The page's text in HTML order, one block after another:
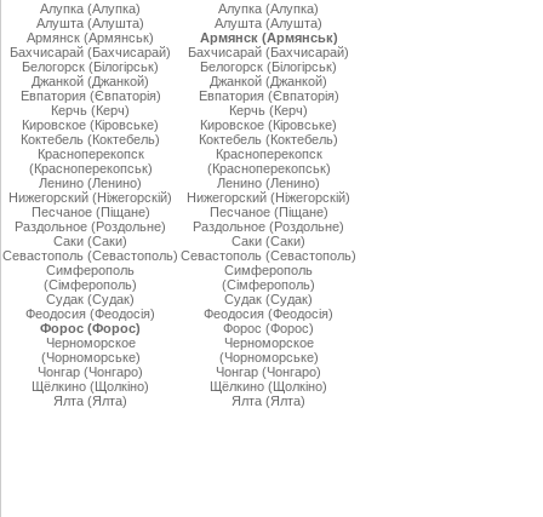
Алупка (Алупка)
Алушта (Алушта)
Армянск (Армянськ)
Бахчисарай (Бахчисарай)
Белогорск (Бiлогiрськ)
Джанкой (Джанкой)
Евпатория (Євпаторiя)
Керчь (Керч)
Кировское (Кiровське)
Коктебель (Коктебель)
Красноперекопск
(Красноперекопськ)
Ленино (Ленино)
Нижегорский (Нiжегорскiй)
Песчаное (Пiщане)
Раздольное (Роздольне)
Саки (Саки)
Севастополь (Севастополь)
Симферополь
(Сiмферополь)
Судак (Судак)
Феодосия (Феодосiя)
Форос (Форос)
Черноморское
(Чорноморське)
Чонгар (Чонгаро)
Щёлкино (Щолкiно)
Ялта (Ялта)
Алупка (Алупка)
Алушта (Алушта)
Армянск (Армянськ)
Бахчисарай (Бахчисарай)
Белогорск (Бiлогiрськ)
Джанкой (Джанкой)
Евпатория (Євпаторiя)
Керчь (Керч)
Кировское (Кiровське)
Коктебель (Коктебель)
Красноперекопск
(Красноперекопськ)
Ленино (Ленино)
Нижегорский (Нiжегорскiй)
Песчаное (Пiщане)
Раздольное (Роздольне)
Саки (Саки)
Севастополь (Севастополь)
Симферополь
(Сiмферополь)
Судак (Судак)
Феодосия (Феодосiя)
Форос (Форос)
Черноморское
(Чорноморське)
Чонгар (Чонгаро)
Щёлкино (Щолкiно)
Ялта (Ялта)